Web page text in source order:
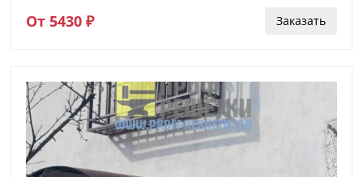
От 5430 ₽ Заказать